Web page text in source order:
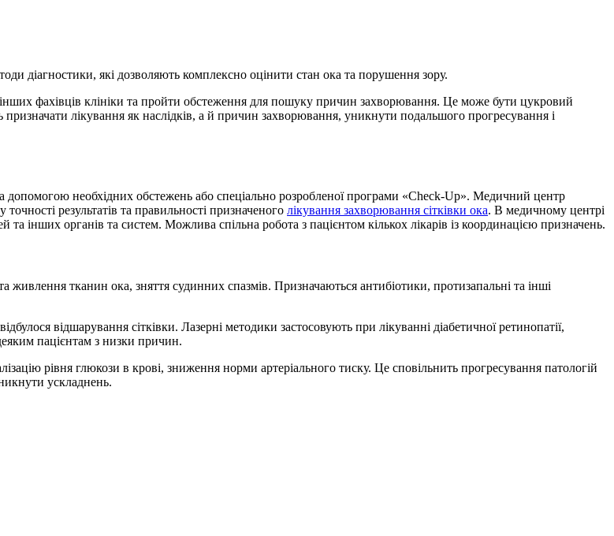
діагностики, які дозволяють комплексно оцінити стан ока та порушення зору.
фахівців клініки та пройти обстеження для пошуку причин захворювання. Це може бути цукровий
призначати лікування як наслідків, а й причин захворювання, уникнути подальшого прогресування і
допомогою необхідних обстежень або спеціально розробленої програми «Check-Up». Медичний центр
результатів та правильності призначеного лікування захворювання сітківки ока. В медичному центрі
інших органів та систем. Можлива спільна робота з пацієнтом кількох лікарів із координацією призначень.
тканин ока, зняття судинних спазмів. Призначаються антибіотики, протизапальні та інші
відшарування сітківки. Лазерні методики застосовують при лікуванні діабетичної ретинопатії,
пацієнтам з низки причин.
рівня глюкози в крові, зниження норми артеріального тиску. Це сповільнить прогресування патологій
ускладнень.